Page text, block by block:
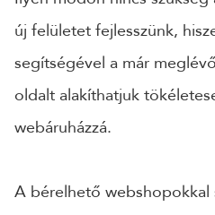
új felületet fejlesszünk,
segítségével a már
oldalt alakíthatjuk
webáruházzá.
A bérelhető webshopokkal